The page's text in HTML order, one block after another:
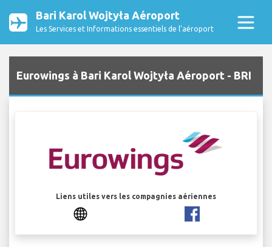
Bari Karol Wojtyła Aéroport
Les Services et Informations essentiels de l’aéroport
Eurowings à Bari Karol Wojtyła Aéroport - BRI
Liens utiles vers les compagnies aériennes